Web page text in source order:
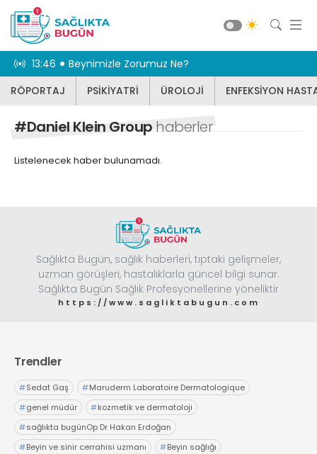
oldu 13:46 Beynimizle Zorumuz Ne?
RÖPORTAJ
PSİKİYATRİ ÜROLOJİ ENFEKSİYON
#Daniel Klein Group haberler
Listelenecek haber bulunamadı.
Sağlıkta Bugün, sağlık haberleri, tıptaki gelişmeler,
uzman görüşleri, hastalıklarla güncel bilgi sunar.
Sağlıkta Bugün Sağlık Profesyonellerine yöneliktir
https://www.sagliktabugun.com
Trendler
#Sedat Gaş #Maruderm Laboratoire Dermatologique
#genel müdür #kozmetik ve dermatoloji
#sağlıkta bugünOp Dr Hakan Erdoğan
#Beyin ve sinir cerrahisi uzmanı #Beyin sağlığı
RÖPORTAJ
ENFEKSİYON HASTALIKLARI
KBB
DİĞER
DİŞ HEKİMLİĞİ
BEYİN VE SİNİR CERRAHİSİ
KARDİYOLOJİ
ÇOCUK SAĞLIĞI VE HASTALIKLARI
GENEL CERRAHİ
SENDİKALAR
Güncel